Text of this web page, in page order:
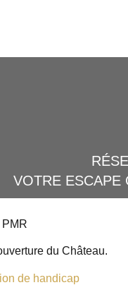
VOTRE ESCAPE
du Château.
de handicap